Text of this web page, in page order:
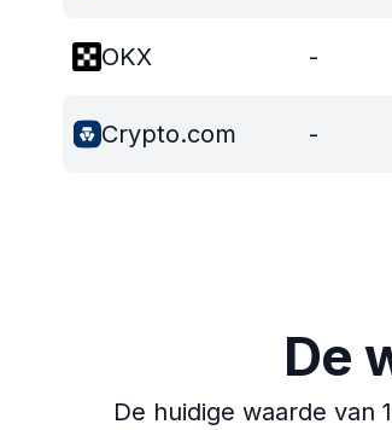
OKX -
Crypto.com -
De
De huidige waarde van